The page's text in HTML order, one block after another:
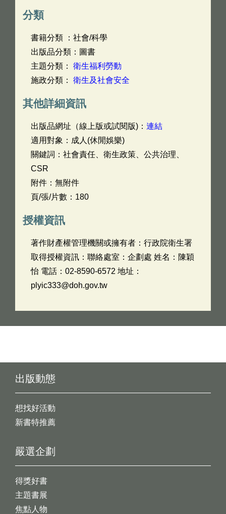
分類
書籍分類 ：社會/科學
出版品分類：圖書
主題分類： 衛生福利勞動
施政分類： 衛生及社會安全
其他詳細資訊
出版品網址（線上版或試閱版)： 連結
適用對象：成人(休閒娛樂)
關鍵詞：社會責任、衛生政策、公共治理、
CSR
附件：無附件
頁/張/片數：180
授權資訊
著作財產權管理機關或擁有者：行政院衛生署
取得授權資訊：聯絡處室：企劃處 姓名：陳穎
怡 電話：02-8590-6572 地址：
plyic333@doh.gov.tw
出版動態
想找好活動
新書特推薦
嚴選企劃
得獎好書
主題書展
焦點人物